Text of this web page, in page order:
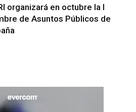
organizará en octubre la I
de Asuntos Públicos de